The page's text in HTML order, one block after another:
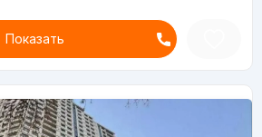
Показать